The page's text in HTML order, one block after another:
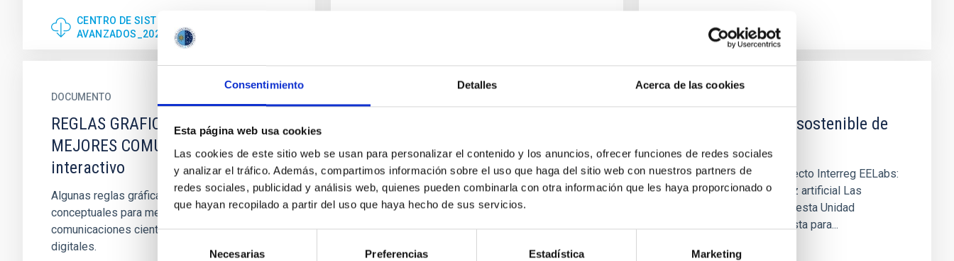
Consentimiento Detalles Acerca de las cookies
Esta página web usa cookies
Las cookies de este sitio web se usan para personalizar el contenido y los anuncios, ofrecer funciones de redes sociales
y analizar el tráfico. Además, compartimos información sobre el uso que haga del sitio web con nuestros partners de
redes sociales, publicidad y análisis web, quienes pueden combinarla con otra información que les haya proporcionado o
que hayan recopilado a partir del uso que haya hecho de sus servicios.
Selección
Necesarias Preferencias Estadística Marketing
CENTRO DE SISTEMAS ÓPTICOS
AVANZADOS_2023.PDF
FOLLETO NRT
DOCUMENTO
REGLAS GRAFICAS BASICAS PARA
MEJORES COMUNICACIONES PDF
interactivo
Algunas reglas gráficas prácticas y
conceptuales para mejorar visualmente tus
comunicaciones científicas. Impresas o
digitales.
¿Qué estudiará el Nuevo Telescopio Robótico
(NRT)? Un gigante inteligente
UD EELabs: El uso sostenible de
la luz artificial
Unidad didáctica del proyecto Interreg EELabs:
El uso sostenible de la luz artificial Las
actividades que presenta esta Unidad
Didáctica son una propuesta para...